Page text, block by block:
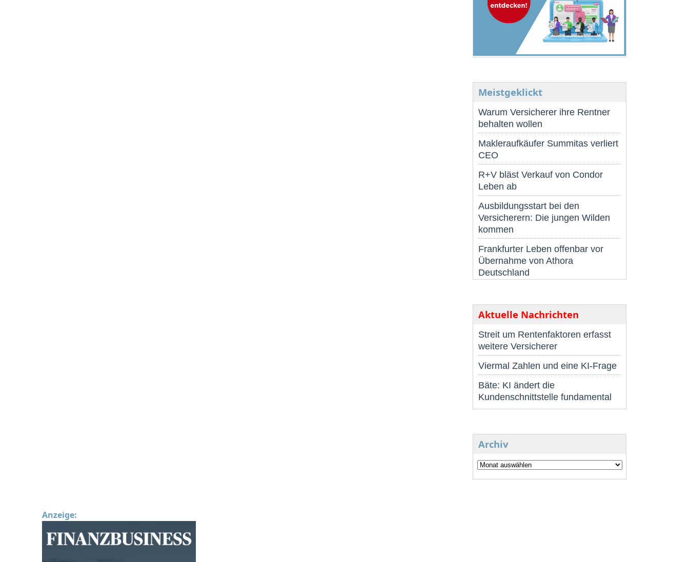
Meistgeklickt
Warum Versicherer ihre Rentner
behalten wollen
Makleraufkäufer Summitas verliert
CEO
R+V bläst Verkauf von Condor
Leben ab
Ausbildungsstart bei den
Versicherern: Die jungen Wilden
kommen
Frankfurter Leben offenbar vor
Übernahme von Athora
Deutschland
Aktuelle Nachrichten
Streit um Rentenfaktoren erfasst
weitere Versicherer
Viermal Zahlen und eine KI-Frage
Bäte: KI ändert die
Kundenschnittstelle fundamental
Archiv
Anzeige: